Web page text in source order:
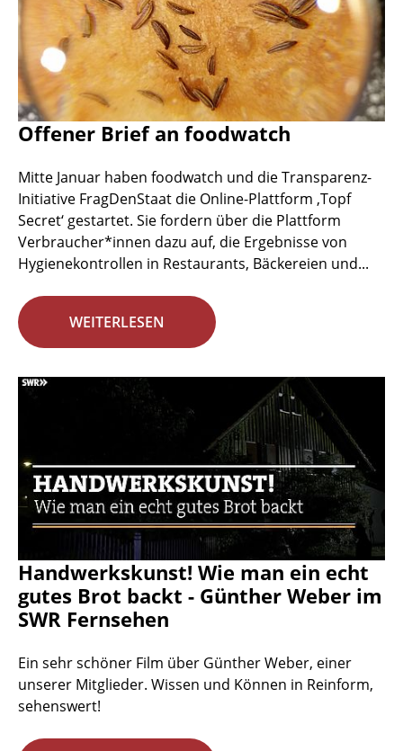
Offener Brief an foodwatch
Mitte Januar haben foodwatch und die Transparenz-
Initiative FragDenStaat die Online-Plattform ‚Topf
Secret‘ gestartet. Sie fordern über die Plattform
Verbraucher*innen dazu auf, die Ergebnisse von
Hygienekontrollen in Restaurants, Bäckereien und...
WEITERLESEN
Handwerkskunst! Wie man ein echt
gutes Brot backt - Günther Weber im
SWR Fernsehen
Ein sehr schöner Film über Günther Weber, einer
unserer Mitglieder. Wissen und Können in Reinform,
sehenswert!